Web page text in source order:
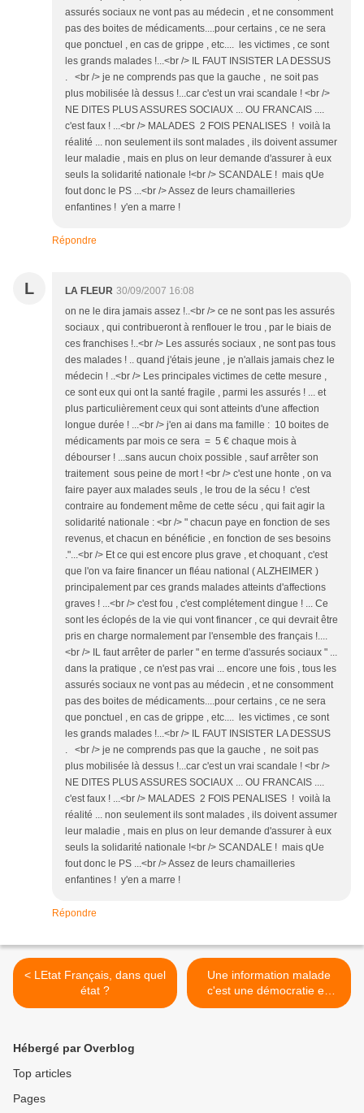
assurés sociaux ne vont pas au médecin , et ne consomment
pas des boites de médicaments....pour certains , ce ne sera
que ponctuel , en cas de grippe , etc.... les victimes , ce sont
les grands malades !...<br /> IL FAUT INSISTER LA DESSUS
. <br /> je ne comprends pas que la gauche , ne soit pas
plus mobilisée là dessus !...car c'est un vrai scandale ! <br />
NE DITES PLUS ASSURES SOCIAUX ... OU FRANCAIS ....
c'est faux ! ...<br /> MALADES 2 FOIS PENALISES ! voilà la
réalité ... non seulement ils sont malades , ils doivent assumer
leur maladie , mais en plus on leur demande d'assurer à eux
seuls la solidarité nationale !<br /> SCANDALE ! mais qUe
fout donc le PS ...<br /> Assez de leurs chamailleries
enfantines ! y'en a marre !
Répondre
L LA FLEUR 30/09/2007 16:08
on ne le dira jamais assez !..<br /> ce ne sont pas les assurés
sociaux , qui contribueront à renflouer le trou , par le biais de
ces franchises !..<br /> Les assurés sociaux , ne sont pas tous
des malades ! .. quand j'étais jeune , je n'allais jamais chez le
médecin ! ..<br /> Les principales victimes de cette mesure ,
ce sont eux qui ont la santé fragile , parmi les assurés ! ... et
plus particulièrement ceux qui sont atteints d'une affection
longue durée ! ...<br /> j'en ai dans ma famille : 10 boites de
médicaments par mois ce sera = 5 € chaque mois à
débourser ! ...sans aucun choix possible , sauf arrêter son
traitement sous peine de mort ! <br /> c'est une honte , on va
faire payer aux malades seuls , le trou de la sécu ! c'est
contraire au fondement même de cette sécu , qui fait agir la
solidarité nationale : <br /> " chacun paye en fonction de ses
revenus, et chacun en bénéficie , en fonction de ses besoins
."...<br /> Et ce qui est encore plus grave , et choquant , c'est
que l'on va faire financer un fléau national ( ALZHEIMER )
principalement par ces grands malades atteints d'affections
graves ! ...<br /> c'est fou , c'est complétement dingue ! ... Ce
sont les éclopés de la vie qui vont financer , ce qui devrait être
pris en charge normalement par l'ensemble des français !....
<br /> IL faut arrêter de parler " en terme d'assurés sociaux " ...
dans la pratique , ce n'est pas vrai ... encore une fois , tous les
assurés sociaux ne vont pas au médecin , et ne consomment
pas des boites de médicaments....pour certains , ce ne sera
que ponctuel , en cas de grippe , etc.... les victimes , ce sont
les grands malades !...<br /> IL FAUT INSISTER LA DESSUS
. <br /> je ne comprends pas que la gauche , ne soit pas
plus mobilisée là dessus !...car c'est un vrai scandale ! <br />
NE DITES PLUS ASSURES SOCIAUX ... OU FRANCAIS ....
c'est faux ! ...<br /> MALADES 2 FOIS PENALISES ! voilà la
réalité ... non seulement ils sont malades , ils doivent assumer
leur maladie , mais en plus on leur demande d'assurer à eux
seuls la solidarité nationale !<br /> SCANDALE ! mais qUe
fout donc le PS ...<br /> Assez de leurs chamailleries
enfantines ! y'en a marre !
Répondre
< LEtat Français, dans quel
état ?
Une information malade
c'est une démocratie en
danger! >
Hébergé par Overblog
Top articles
Pages